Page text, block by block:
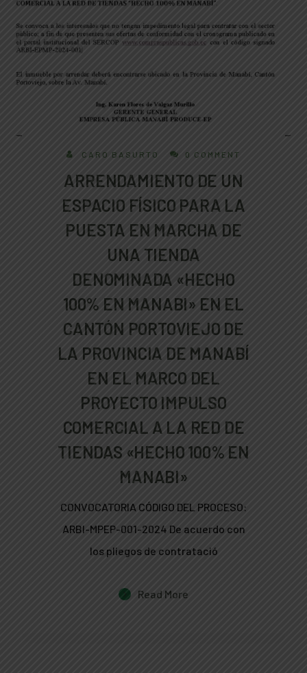
CARO BASURTO 0 COMMENT
ARRENDAMIENTO DE UN
ESPACIO FÍSICO PARA LA
PUESTA EN MARCHA DE
UNA TIENDA
DENOMINADA «HECHO
100% EN MANABI» EN EL
CANTÓN PORTOVIEJO DE
LA PROVINCIA DE MANABÍ
EN EL MARCO DEL
PROYECTO IMPULSO
COMERCIAL A LA RED DE
TIENDAS «HECHO 100% EN
MANABI»
CONVOCATORIA CÓDIGO DEL PROCESO:
ARBI-MPEP-001-2024 De acuerdo con
los pliegos de contratació
Read More